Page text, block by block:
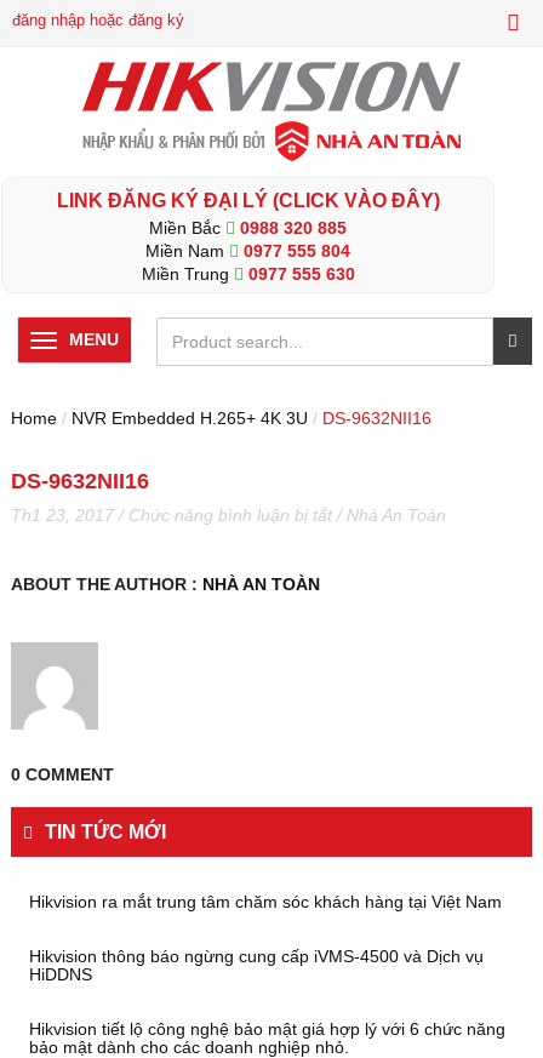
đăng nhập hoặc đăng ký
LINK ĐĂNG KÝ ĐẠI LÝ (CLICK VÀO ĐÂY)
Miền Bắc
0988 320 885
Miền Nam
0977 555 804
Miền Trung
0977 555 630
MENU
Home / NVR Embedded H.265+ 4K 3U / DS-9632NII16
DS-9632NII16
Th1 23, 2017 / Chức năng bình luận bị tắtở/ Nhà An Toàn
ABOUT THE AUTHOR : NHÀ AN TOÀN
0 COMMENT
TIN TỨC MỚI
Hikvision ra mắt trung tâm chăm sóc khách hàng tại Việt Nam
Hikvision thông báo ngừng cung cấp iVMS-4500 và Dịch vụ
HiDDNS
Hikvision tiết lộ công nghệ bảo mật giá hợp lý với 6 chức năng
bảo mật dành cho các doanh nghiệp nhỏ.